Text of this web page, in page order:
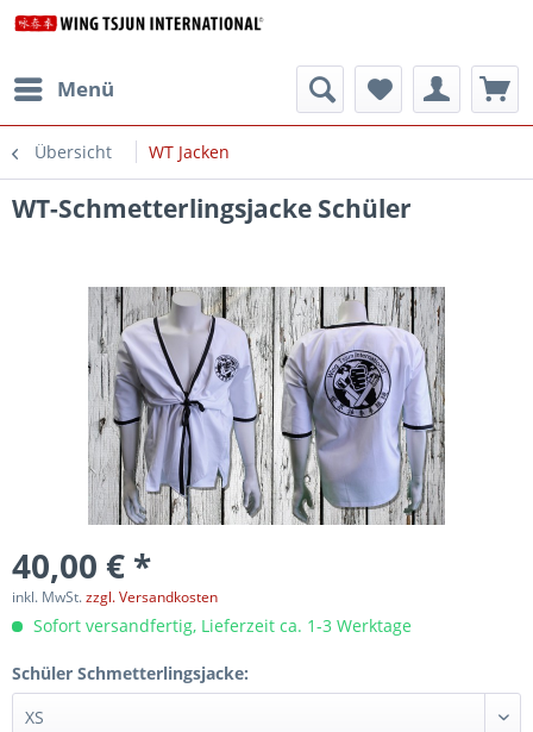
Menü
Übersicht WT Jacken
WT-Schmetterlingsjacke Schüler
40,00 € *
inkl. MwSt.zzgl. Versandkosten
Sofort versandfertig, Lieferzeit ca. 1-3 Werktage
Schüler Schmetterlingsjacke: